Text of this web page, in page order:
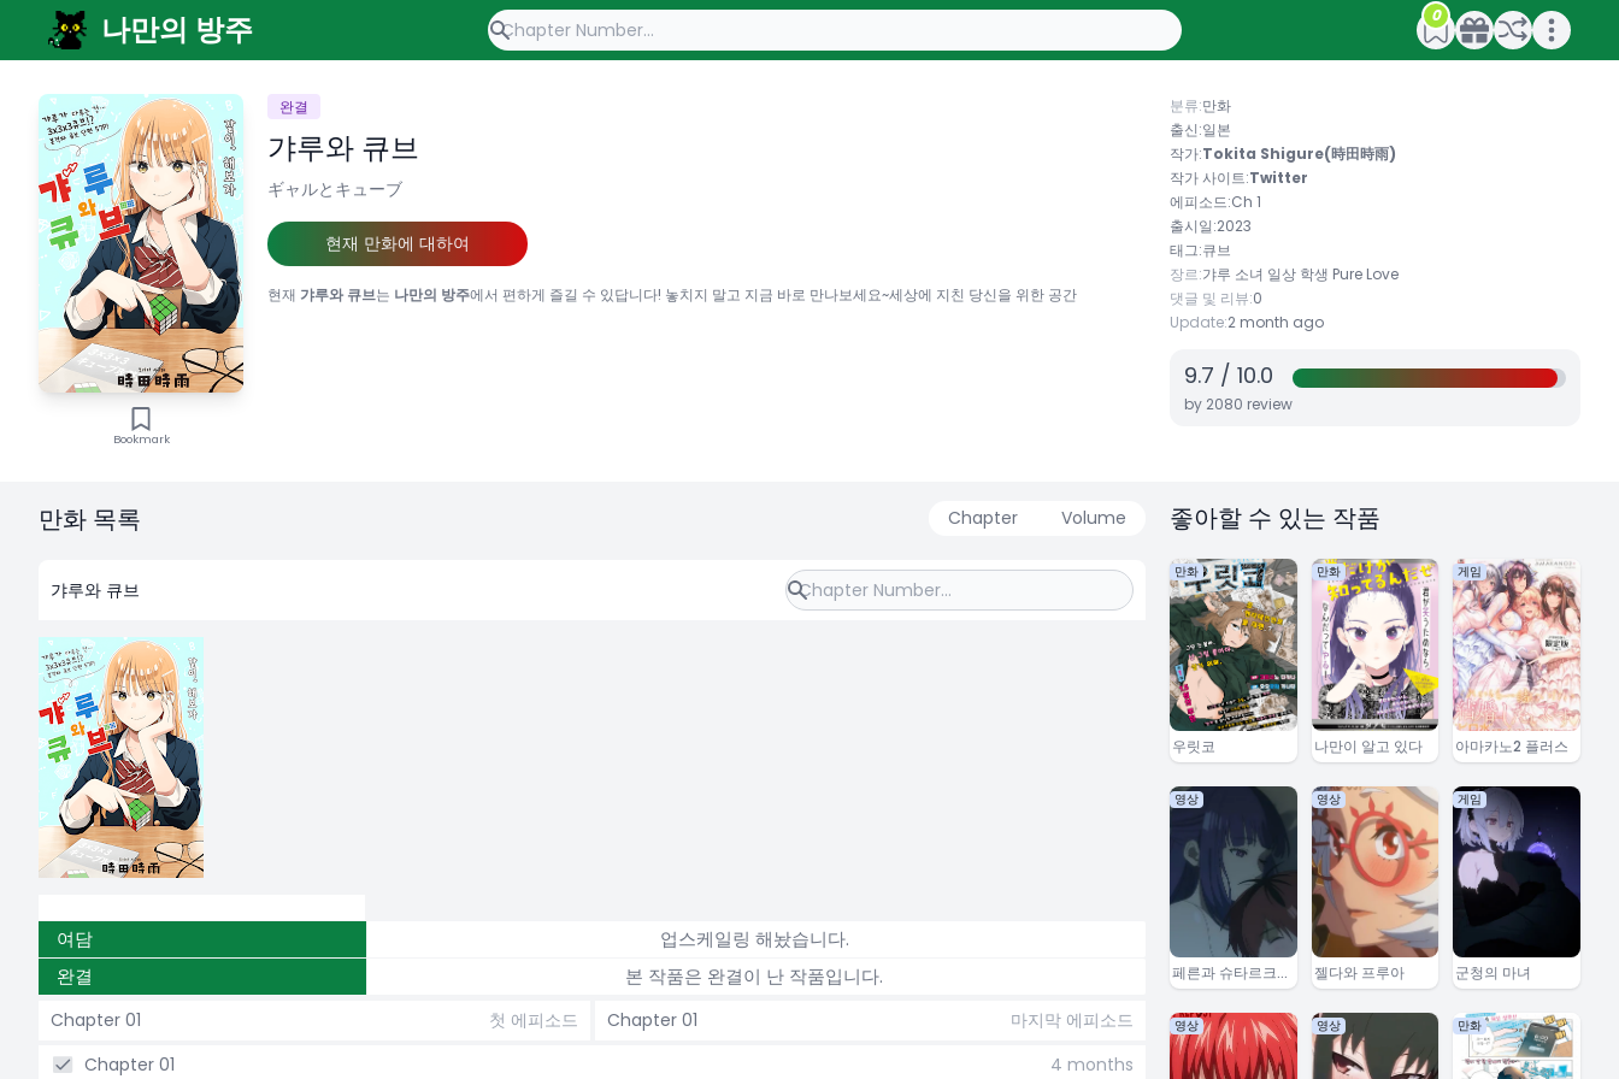
나만의 방주 Open main menu
0
Bookmark
완결
갸루와 큐브
ギャルとキューブ
현재 만화에 대하여
현재 갸루와 큐브는 나만의 방주에서 편하게 즐길 수 있답니다! 놓치지 말고 지금 바로 만나보세요~세상에 지친 당신을 위한 공간
분류:만화
출신:일본
작가:Tokita Shigure(時田時雨)
작가 사이트:Twitter
에피소드:Ch 1
출시일:2023
태그:큐브
장르:갸루 소녀 일상 학생 Pure Love
댓글 및 리뷰:0
Update:2 month ago
9.7 / 10.0
by 2080 review
만화 목록 Chapter Volume
갸루와 큐브
여담
업스케일링 해놨습니다.
완결
본 작품은 완결이 난 작품입니다.
Chapter 01 첫 에피소드 Chapter 01
마지막 에피소드
Chapter 01
4 months
좋아할 수 있는 작품
만화
우릿코
만화
나만이 알고 있다
게임
아마카노2 플러스
영상
페른과 슈타르크의
이야기
영상
젤다와 프루아
게임
군청의 마녀
영상 영상 만화